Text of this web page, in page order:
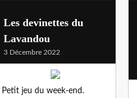
Les devinettes du
Lavandou
3 Décembre 2022
Petit jeu du week-end.